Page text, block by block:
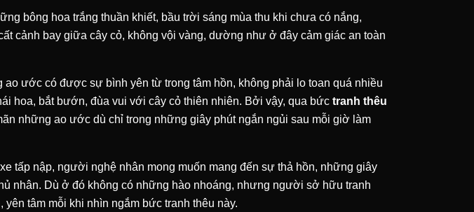
bông hoa trắng thuần khiết, bầu trời sáng mùa thu khi chưa có nắng,
cảnh bay giữa cây cỏ, không vội vàng, dường như ở đây cảm giác an toàn
ước có được sự bình yên từ trong tâm hồn, không phải lo toan quá nhiều
hoa, bắt bướn, đùa vui với cây cỏ thiên nhiên. Bởi vậy, qua bức tranh thêu
những ao ước dù chỉ trong những giây phút ngắn ngủi sau mỗi giờ làm
tấp nập, người nghệ nhân mong muốn mang đến sự thả hồn, những giây
nhân. Dù ở đó không có những hào nhoáng, nhưng người sở hữu tranh
tâm mỗi khi nhìn ngắm bức tranh thêu này.